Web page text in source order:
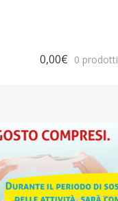
0,00€ 0 prodotti